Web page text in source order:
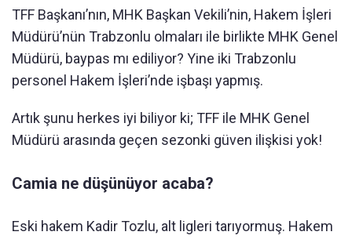
TFF Başkanı’nın, MHK Başkan Vekili’nin, Hakem İşleri
Müdürü’nün Trabzonlu olmaları ile birlikte MHK Genel
Müdürü, baypas mı ediliyor? Yine iki Trabzonlu
personel Hakem İşleri’nde işbaşı yapmış.
Artık şunu herkes iyi biliyor ki; TFF ile MHK Genel
Müdürü arasında geçen sezonki güven ilişkisi yok!
Camia ne düşünüyor acaba?
Eski hakem Kadir Tozlu, alt ligleri tarıyormuş. Hakem